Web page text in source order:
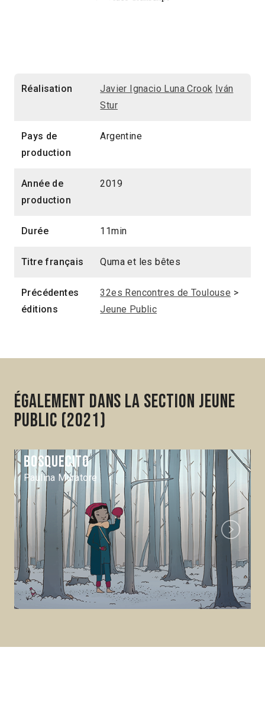
Réalisation Javier Ignacio Luna Crook Iván
Stur
Pays de
production
Argentine
Année de
production
2019
Durée 11min
Titre français Quma et les bêtes
Précédentes
éditions
32es Rencontres de Toulouse >
Jeune Public
Également dans la section Jeune
public (2021)
Bosquecito
Paulina Muratore
Next